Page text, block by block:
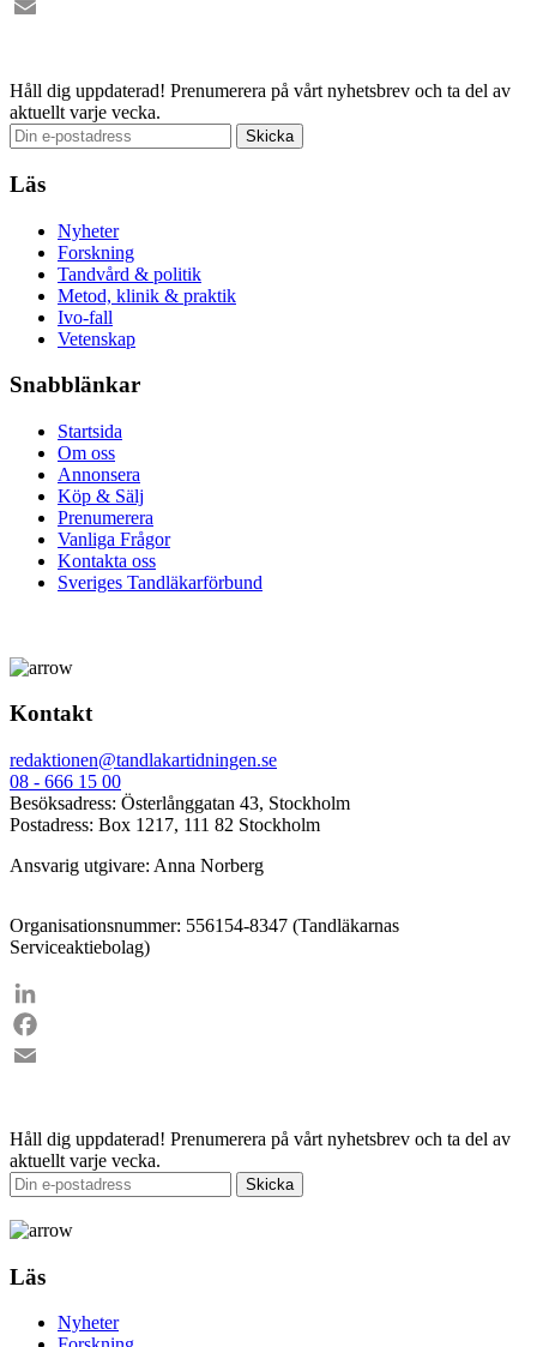
Facebook
Håll dig uppdaterad! Prenumerera på vårt nyhetsbrev och ta del av
aktuellt varje vecka.
Läs
Nyheter
Forskning
Tandvård & politik
Metod, klinik & praktik
Ivo-fall
Vetenskap
Snabblänkar
Startsida
Om oss
Annonsera
Köp & Sälj
Prenumerera
Vanliga Frågor
Kontakta oss
Sveriges Tandläkarförbund
Kontakt
redaktionen@tandlakartidningen.se
08 - 666 15 00
Besöksadress: Österlånggatan 43, Stockholm
Postadress: Box 1217, 111 82 Stockholm
Ansvarig utgivare: Anna Norberg
Organisationsnummer: 556154-8347 (Tandläkarnas
Serviceaktiebolag)
LinkedIn
Facebook
Håll dig uppdaterad! Prenumerera på vårt nyhetsbrev och ta del av
aktuellt varje vecka.
Läs
Nyheter